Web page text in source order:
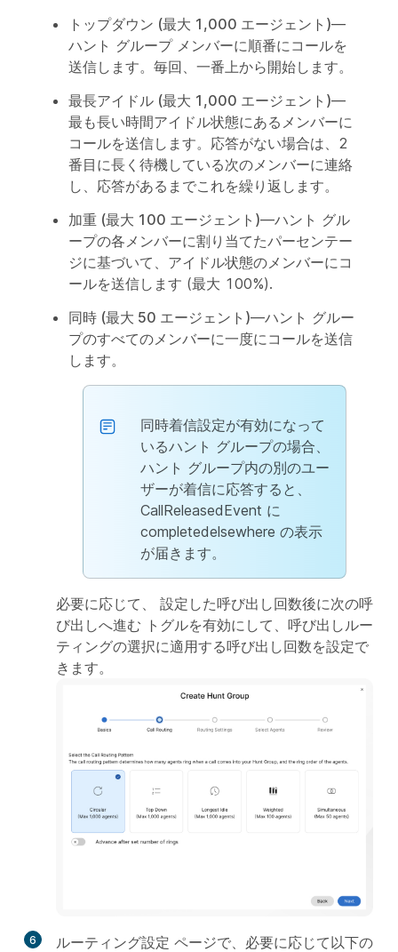
トップダウン (最大 1,000 エージェント)—
ハント グループ メンバーに順番にコールを
送信します。毎回、一番上から開始します。
最長アイドル (最大 1,000 エージェント)—
最も長い時間アイドル状態にあるメンバーに
コールを送信します。応答がない場合は、2
番目に長く待機している次のメンバーに連絡
し、応答があるまでこれを繰り返します。
加重 (最大 100 エージェント)—ハント グル
ープの各メンバーに割り当てたパーセンテー
ジに基づいて、アイドル状態のメンバーにコ
ールを送信します (最大 100%).
同時 (最大 50 エージェント)—ハント グルー
プのすべてのメンバーに一度にコールを送信
します。
同時着信設定が有効になって
いるハント グループの場合、
ハント グループ内の別のユー
ザーが着信に応答すると、
CallReleasedEvent に
completedelsewhere の表示
が届きます。
必要に応じて、 設定した呼び出し回数後に次の呼
び出しへ進む トグルを有効にして、呼び出しルー
ティングの選択に適用する呼び出し回数を設定で
きます。
6 ルーティング設定 ページで、必要に応じて以下の